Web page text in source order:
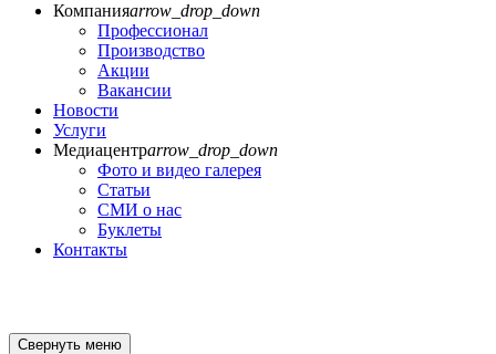
Компанияarrow_drop_down
Профессионал
Производство
Акции
Вакансии
Новости
Услуги
Медиацентрarrow_drop_down
Фото и видео галерея
Статьи
СМИ о нас
Буклеты
Контакты
Свернуть меню